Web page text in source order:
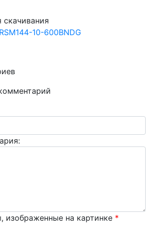
10-600BNDG
изображенные на картинке *